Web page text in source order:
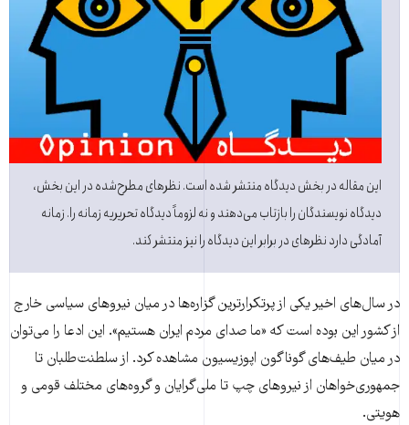
این مقاله در بخش دیدگاه منتشر شده است. نظرهای مطرح‌شده در این بخش،
دیدگاه نویسندگان را بازتاب می‌دهند و نه لزوماً دیدگاه تحریریه زمانه را. زمانه
آمادگی دارد نظرهای در برابر این دیدگاه را نیز منتشر کند.
در سال‌های اخیر یکی از پرتکرارترین گزاره‌ها در میان نیروهای سیاسی خارج
از کشور این بوده است که «ما صدای مردم ایران هستیم». این ادعا را می‌توان
در میان طیف‌های گوناگون اپوزیسیون مشاهده کرد. از سلطنت‌طلبان تا
جمهوری‌خواهان از نیروهای چپ تا ملی‌گرایان و گروه‌های مختلف قومی و
هویتی.